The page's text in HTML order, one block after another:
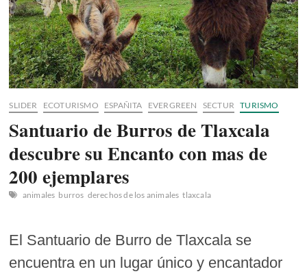
tradición
urbana
como
nunca
antes
SLIDER ECOTURISMO ESPAÑITA EVERGREEN SECTUR TURISMO
Santuario de Burros de Tlaxcala
descubre su Encanto con mas de
200 ejemplares
animales burros derechos de los animales tlaxcala
El Santuario de Burro de Tlaxcala se
encuentra en un lugar único y encantador